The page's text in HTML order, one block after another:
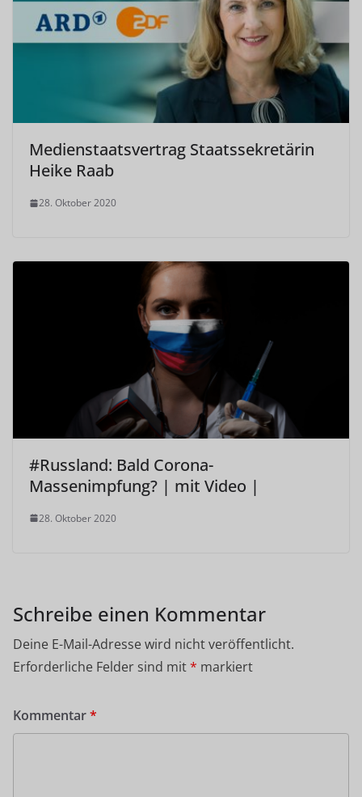
Medienstaatsvertrag Staatssekretärin
Heike Raab
28. Oktober 2020
#Russland: Bald Corona-
Massenimpfung? | mit Video |
28. Oktober 2020
Schreibe einen Kommentar
Deine E-Mail-Adresse wird nicht veröffentlicht.
Erforderliche Felder sind mit* markiert
Kommentar*